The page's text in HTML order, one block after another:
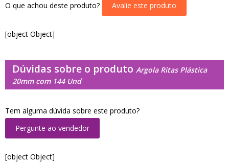
O que achou deste produto? Avalie este produto
[object Object]
Dúvidas sobre o produto Argola Ritas Plástica
20mm com 144 Und
Tem alguma dúvida sobre este produto?
Pergunte ao vendedor
[object Object]